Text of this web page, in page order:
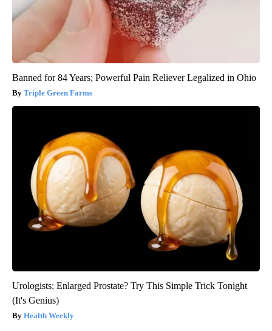
Banned for 84 Years; Powerful Pain Reliever Legalized in Ohio
Triple Green Farms
Urologists: Enlarged Prostate? Try This Simple Trick Tonight
(It's Genius)
Health Weekly